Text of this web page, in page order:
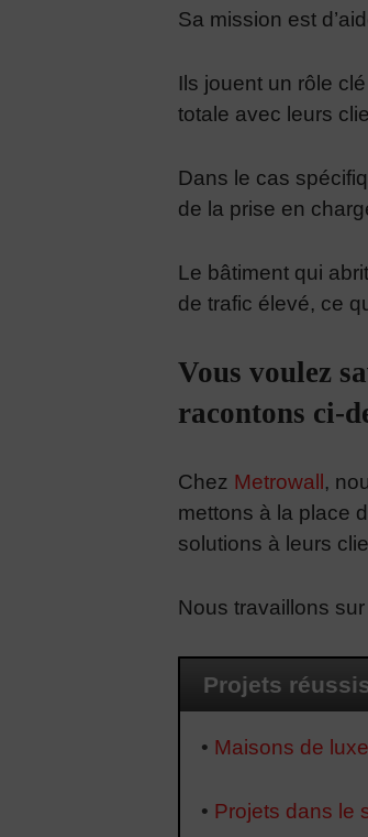
Sa mission est
Ils jouent un rôle
totale avec leurs
Dans le cas
de la prise en
Le bâtiment qui
de trafic élevé, ce
Vous voulez
racontons ci-
Chez Metrowall,
mettons à la place
solutions à leurs
Nous travaillons
Projets
• Maisons de
• Projets dans le